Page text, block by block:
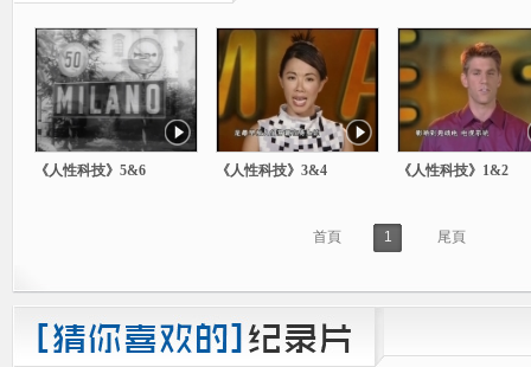
《人性科技》5&6 《人性科技》3&4 《人性科技》1&2
首頁 1 尾頁